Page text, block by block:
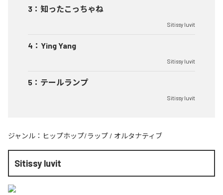
3 ： 知ったこっちゃね
Sitissy luvit
4 ： Ying Yang
Sitissy luvit
5 ： テールランプ
Sitissy luvit
ジャンル： ヒップホップ/ラップ / オルタナティブ
Sitissy luvit